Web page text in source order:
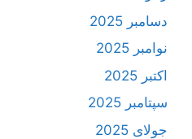
دسامبر 2025
نوامبر 2025
اکتبر 2025
سپتامبر 2025
جولای 2025